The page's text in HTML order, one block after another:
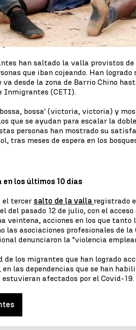
hay algunos heridos.La
quetres agentes de la
participaban en el dispositivo
han saltado la valla provistos
que iban cojeando. Han
va desde la zona de Barrio Chino
Inmigrantes (CETI).
bossa' (victoria, victoria) y
que se ayudan para escalar la
personas han mostrado su
tras meses de espera en los
los últimos 10 días
el tercer salto de la vallaregistrado
del pasado 12 de julio, con el
veintena, acciones en los que tanto
las asociaciones profesionales de
denunciaron la "violencia
de los migrantes que han logrado
en las dependencias que se han
estuvieran afectados por el Covid-19.